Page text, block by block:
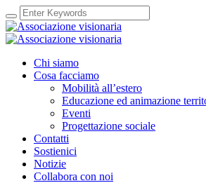
Chi siamo
Cosa facciamo
Mobilità all’estero
Educazione ed animazione
Eventi
Progettazione sociale
Contatti
Sostienici
Notizie
Collabora con noi